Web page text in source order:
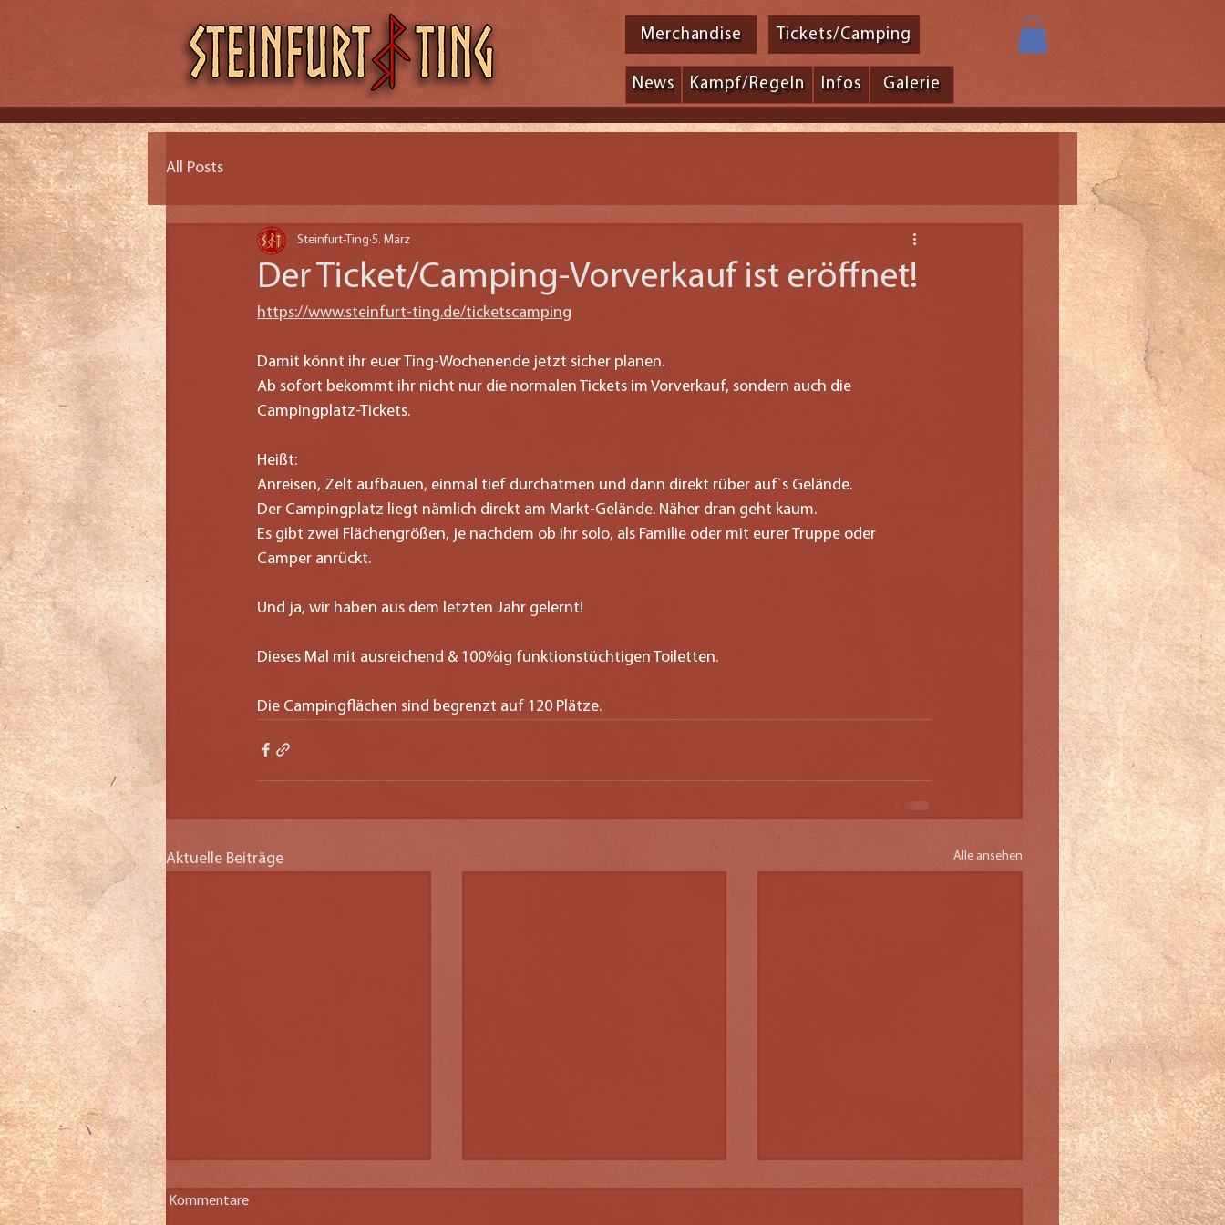
Merchandise Tickets/Camping
News Kampf/Regeln Infos Galerie
All Posts
Der Ticket/Camping-Vorverkauf ist eröffnet!
Steinfurt-Ting 5. März
https://www.steinfurt-ting.de/ticketscamping
Damit könnt ihr euer Ting-Wochenende jetzt sicher planen.
Ab sofort bekommt ihr nicht nur die normalen Tickets im Vorverkauf, sondern auch die
Campingplatz-Tickets.
Heißt:
Anreisen, Zelt aufbauen, einmal tief durchatmen und dann direkt rüber auf`s Gelände.
Der Campingplatz liegt nämlich direkt am Markt-Gelände. Näher dran geht kaum.
Es gibt zwei Flächengrößen, je nachdem ob ihr solo, als Familie oder mit eurer Truppe oder
Camper anrückt.
Und ja, wir haben aus dem letzten Jahr gelernt!
Dieses Mal mit ausreichend & 100%ig funktionstüchtigen Toiletten.
Die Campingflächen sind begrenzt auf 120 Plätze.
Aktuelle Beiträge Alle ansehen
Das Steinfurt-Ting in
Kommentare